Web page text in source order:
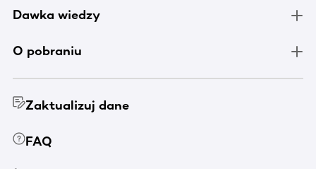
Dawka wiedzy
O pobraniu
Zaktualizuj dane
FAQ